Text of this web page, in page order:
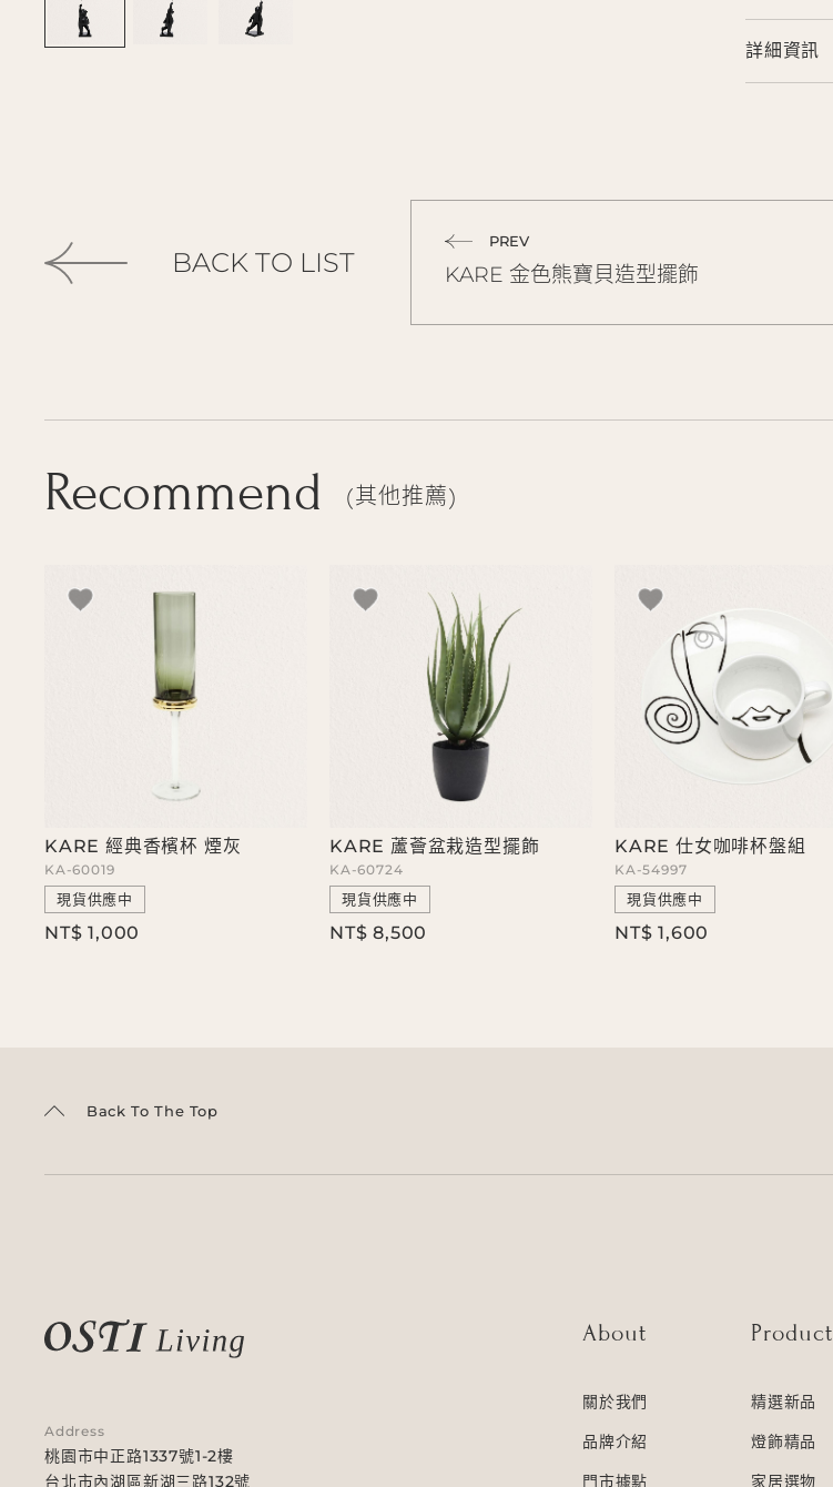
詳細資訊
PREV
KARE 金色熊寶貝造型擺飾
BACK TO LIST
Recommend 其他推薦
KARE 經典香檳杯 煙灰
KA-60019
現貨供應中
NT$ 1,000
KARE 蘆薈盆栽造型擺飾
KA-60724
現貨供應中
NT$ 8,500
KARE 仕女咖啡杯盤組
KA-54997
現貨供應中
NT$ 1,600
About
關於我們
品牌介紹
門市據點
Product
精選新品
燈飾精品
家居選物
Address
桃園市中正路1337號1-2樓
台北市內湖區新湖三路132號
Back To The Top